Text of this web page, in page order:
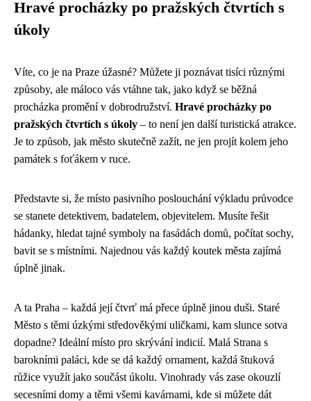
Hravé procházky po pražských čtvrtích s
úkoly
Víte, co je na Praze úžasné? Můžete ji poznávat tisíci různými
způsoby, ale máloco vás vtáhne tak, jako když se běžná
procházka promění v dobrodružství. Hravé procházky po
pražských čtvrtích s úkoly – to není jen další turistická atrakce.
Je to způsob, jak město skutečně zažít, ne jen projít kolem jeho
památek s foťákem v ruce.
Představte si, že místo pasivního poslouchání výkladu průvodce
se stanete detektivem, badatelem, objevitelem. Musíte řešit
hádanky, hledat tajné symboly na fasádách domů, počítat sochy,
bavit se s místními. Najednou vás každý koutek města zajímá
úplně jinak.
A ta Praha – každá její čtvrť má přece úplně jinou duši. Staré
Město s těmi úzkými středověkými uličkami, kam slunce sotva
dopadne? Ideální místo pro skrývání indicií. Malá Strana s
barokními paláci, kde se dá každý ornament, každá štuková
růžice využít jako součást úkolu. Vinohrady vás zase okouzlí
secesními domy a těmi všemi kavárnami, kde si můžete dát